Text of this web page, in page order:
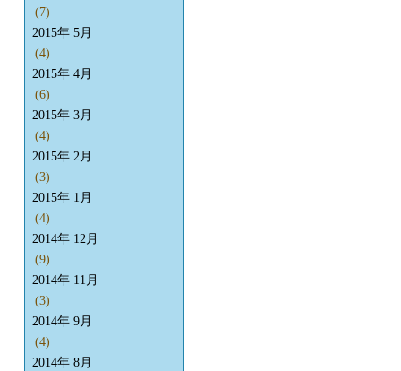
(7)
2015年 5月
(4)
2015年 4月
(6)
2015年 3月
(4)
2015年 2月
(3)
2015年 1月
(4)
2014年 12月
(9)
2014年 11月
(3)
2014年 9月
(4)
2014年 8月